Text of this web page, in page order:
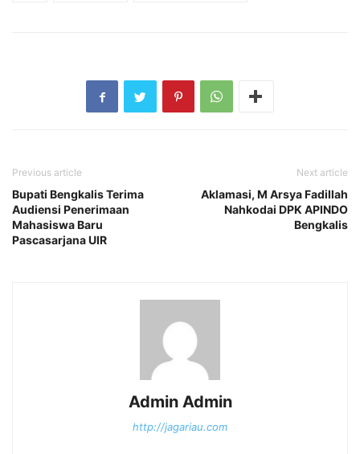
Previous article
Bupati Bengkalis Terima
Audiensi Penerimaan
Mahasiswa Baru
Pascasarjana UIR
Next article
Aklamasi, M Arsya Fadillah
Nahkodai DPK APINDO
Bengkalis
Admin Admin
http://jagariau.com